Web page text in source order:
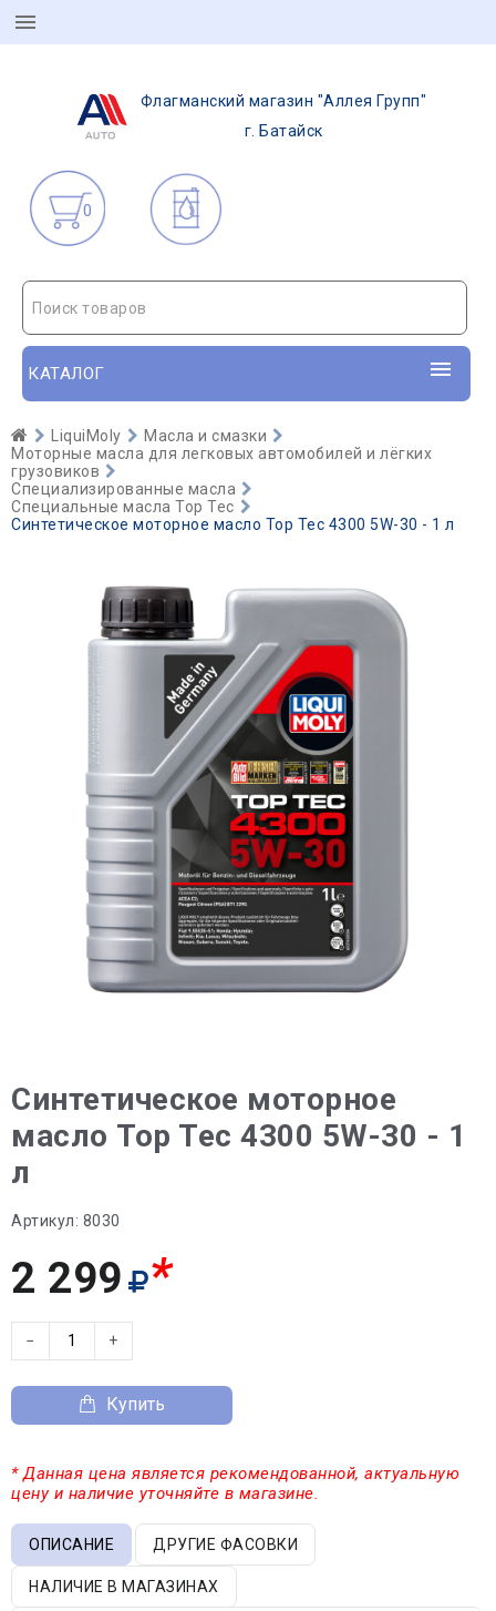
Флагманский магазин "Аллея Групп"
г. Батайск
0
Поиск товаров
КАТАЛОГ
LiquiMoly
Масла и смазки
Моторные масла для легковых автомобилей и лёгких
грузовиков
Специализированные масла
Специальные масла Top Tec
Синтетическое моторное масло Top Tec 4300 5W-30 - 1 л
Синтетическое моторное
масло Top Tec 4300 5W-30 - 1
л
Артикул: 8030
2 299 *
− +
Купить
* Данная цена является рекомендованной, актуальную
цену и наличие уточняйте в магазине.
ОПИСАНИЕ ДРУГИЕ ФАСОВКИ
НАЛИЧИЕ В МАГАЗИНАХ